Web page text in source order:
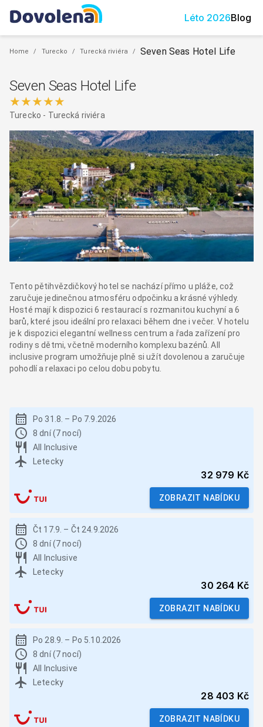
Léto 2026Blog
Home / Turecko / Turecká riviéra / Seven Seas Hotel Life
Seven Seas Hotel Life
★★★★★
Turecko - Turecká riviéra
Tento pětihvězdičkový hotel se nachází přímo u pláže, což
zaručuje jedinečnou atmosféru odpočinku a krásné výhledy.
Hosté mají k dispozici 6 restaurací s rozmanitou kuchyní a 6
barů, které jsou ideální pro relaxaci během dne i večer. V hotelu
je k dispozici elegantní wellness centrum a řada zařízení pro
rodiny s dětmi, včetně moderního komplexu bazénů. All
inclusive program umožňuje plně si užít dovolenou a zaručuje
pohodlí a relaxaci po celou dobu pobytu.
Po 31.8. – Po 7.9.2026
8 dní (7 nocí)
All Inclusive
Letecky
32 979 Kč
ZOBRAZIT NABÍDKU
Čt 17.9. – Čt 24.9.2026
8 dní (7 nocí)
All Inclusive
Letecky
30 264 Kč
ZOBRAZIT NABÍDKU
Po 28.9. – Po 5.10.2026
8 dní (7 nocí)
All Inclusive
Letecky
28 403 Kč
ZOBRAZIT NABÍDKU